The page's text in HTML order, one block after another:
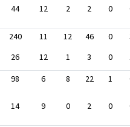
44 12 2 2 0
240 11 12 46 0
26 12 1 3 0
98 6 8 22 1
14 9 0 2 0